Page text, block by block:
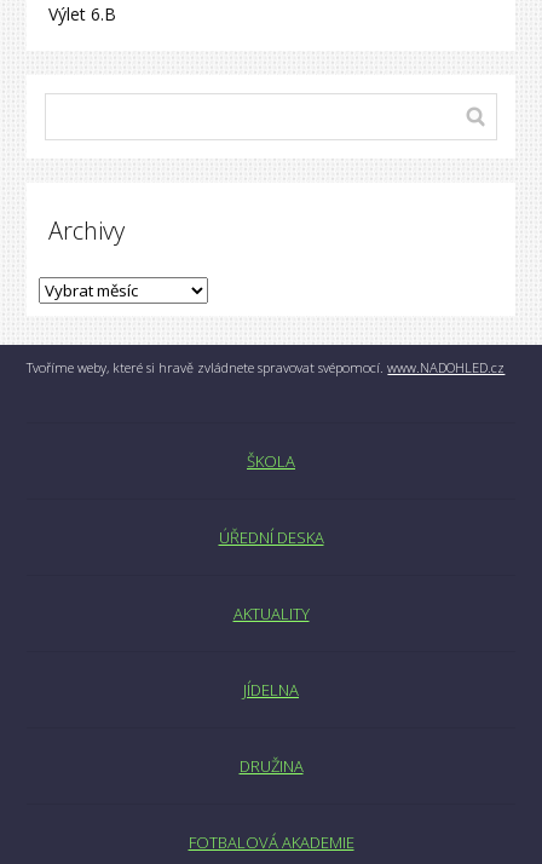
Výlet 6.B
Archivy
Tvoříme weby, které si hravě zvládnete spravovat svépomocí.www.NADOHLED.cz
ŠKOLA
ÚŘEDNÍ DESKA
AKTUALITY
JÍDELNA
DRUŽINA
FOTBALOVÁ AKADEMIE